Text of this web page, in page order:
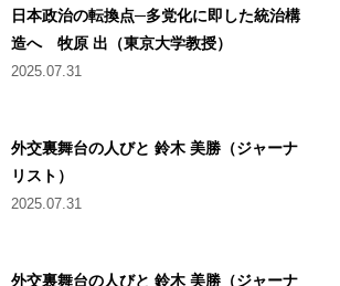
日本政治の転換点─多党化に即した統治構
造へ 牧原 出（東京大学教授）
2025.07.31
外交裏舞台の人びと 鈴木 美勝（ジャーナ
リスト）
2025.07.31
外交裏舞台の人びと 鈴木 美勝（ジャーナ